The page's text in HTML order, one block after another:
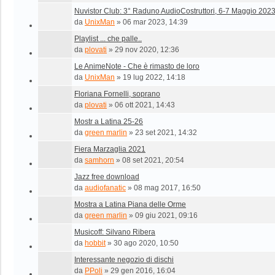
Nuvistor Club: 3° Raduno AudioCostruttori, 6-7 Maggio 2023
da UnixMan » 06 mar 2023, 14:39
Playlist ... che palle..
da plovati » 29 nov 2020, 12:36
Le AnimeNote - Che è rimasto de loro
da UnixMan » 19 lug 2022, 14:18
Floriana Fornelli, soprano
da plovati » 06 ott 2021, 14:43
Mostr a Latina 25-26
da green marlin » 23 set 2021, 14:32
Fiera Marzaglia 2021
da samhorn » 08 set 2021, 20:54
Jazz free download
da audiofanatic » 08 mag 2017, 16:50
Mostra a Latina Piana delle Orme
da green marlin » 09 giu 2021, 09:16
Musicoff: Silvano Ribera
da hobbit» 30 ago 2020, 10:50
Interessante negozio di dischi
da PPoli » 29 gen 2016, 16:04